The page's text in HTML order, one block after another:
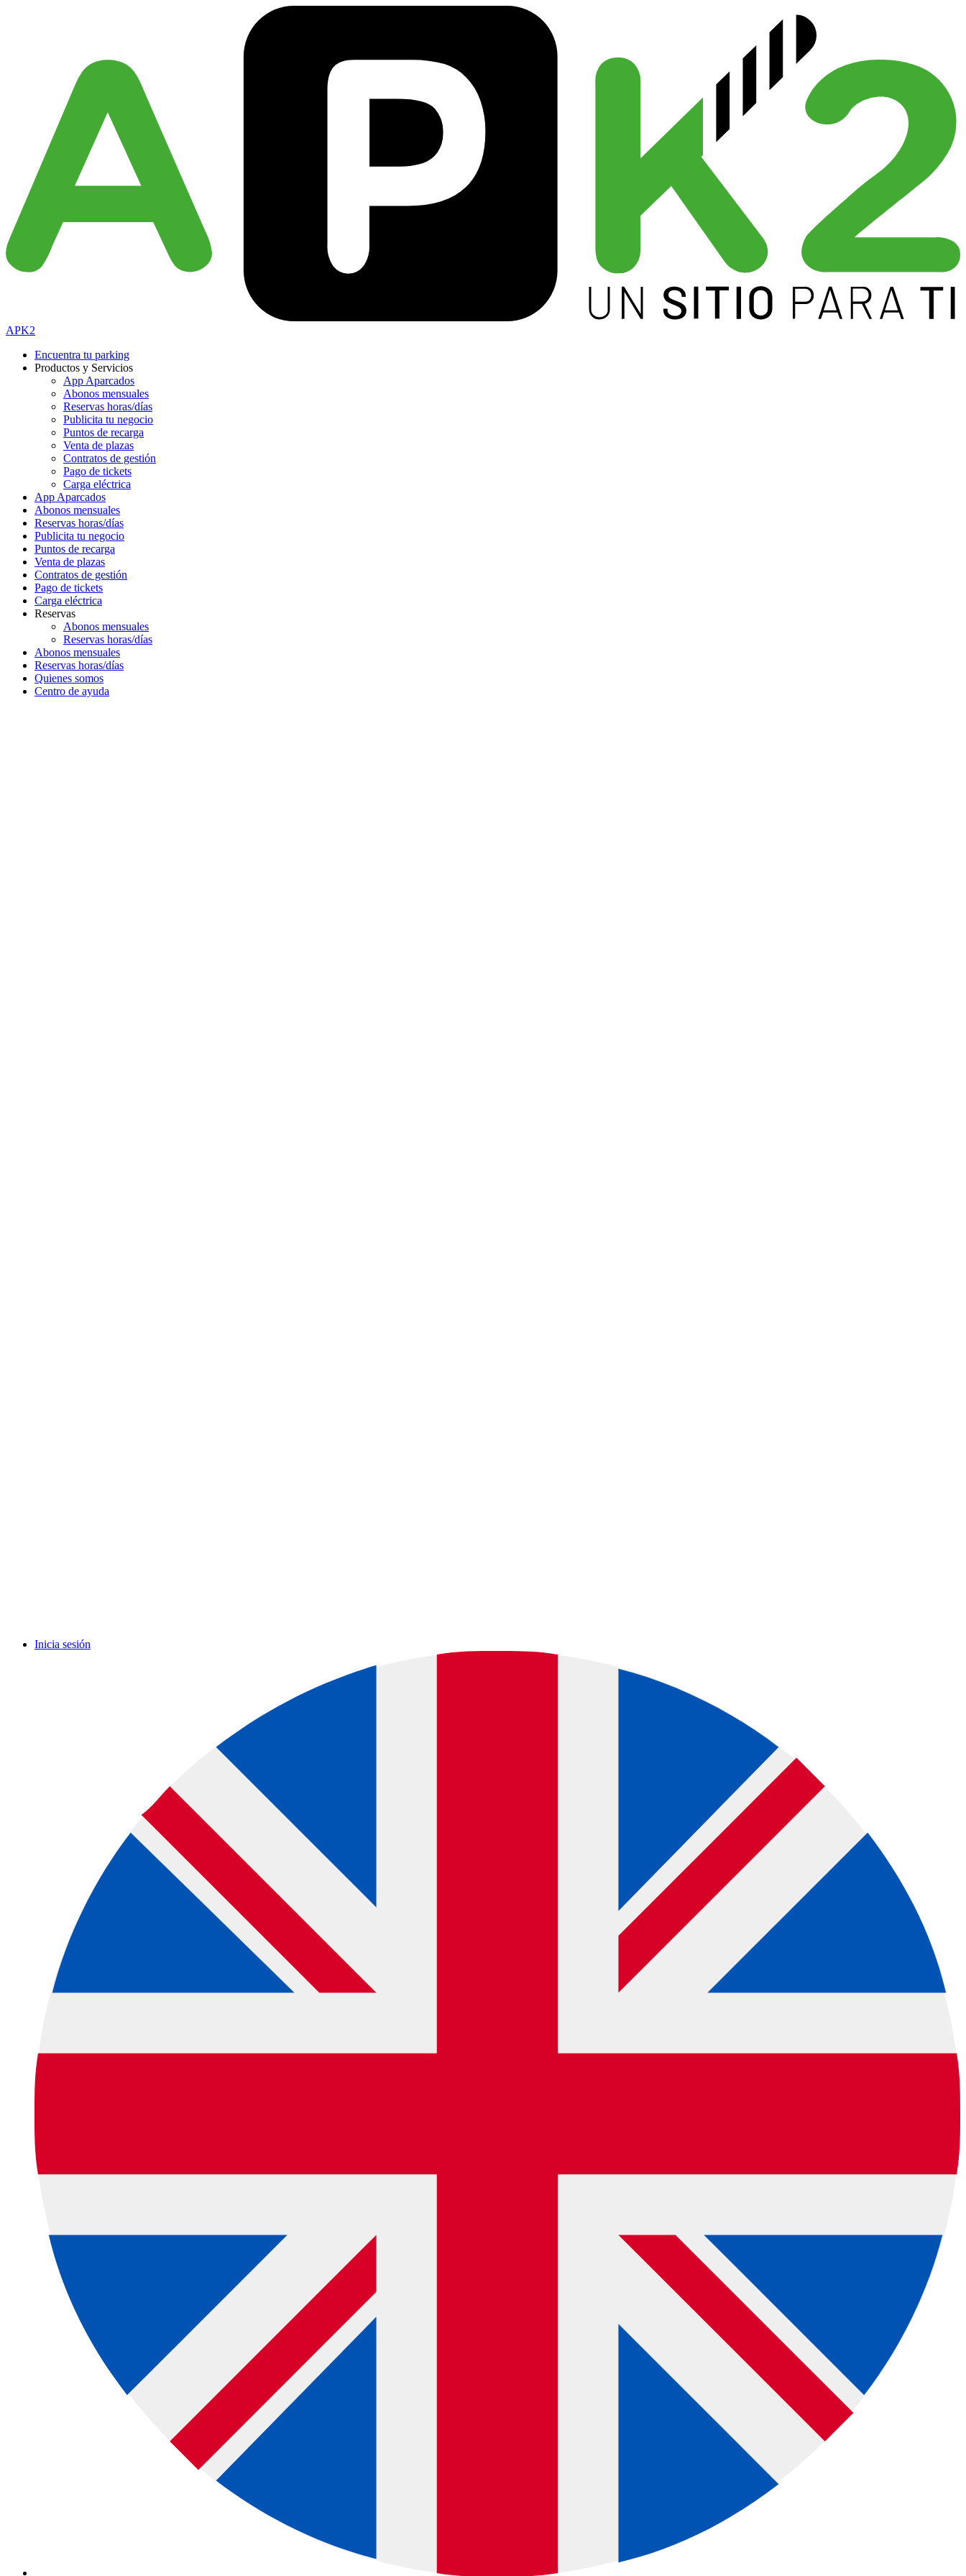
APK2
Encuentra tu parking
Productos y Servicios
App Aparcados
Abonos mensuales
Reservas horas/días
Publicita tu negocio
Puntos de recarga
Venta de plazas
Contratos de gestión
Pago de tickets
Carga eléctrica
App Aparcados
Abonos mensuales
Reservas horas/días
Publicita tu negocio
Puntos de recarga
Venta de plazas
Contratos de gestión
Pago de tickets
Carga eléctrica
Reservas
Abonos mensuales
Reservas horas/días
Abonos mensuales
Reservas horas/días
Quienes somos
Centro de ayuda
Inicia sesión